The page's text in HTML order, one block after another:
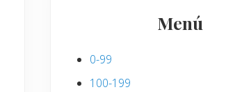
Menú
0-99
100-199